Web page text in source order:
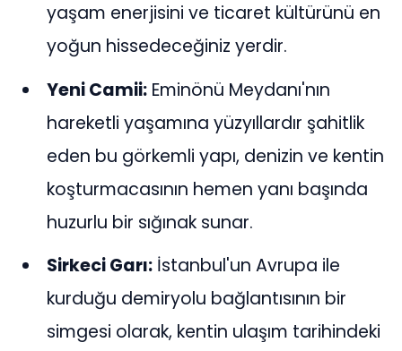
yaşam enerjisini ve ticaret kültürünü en
yoğun hissedeceğiniz yerdir.
Yeni Camii: Eminönü Meydanı'nın
hareketli yaşamına yüzyıllardır şahitlik
eden bu görkemli yapı, denizin ve kentin
koşturmacasının hemen yanı başında
huzurlu bir sığınak sunar.
Sirkeci Garı: İstanbul'un Avrupa ile
kurduğu demiryolu bağlantısının bir
simgesi olarak, kentin ulaşım tarihindeki